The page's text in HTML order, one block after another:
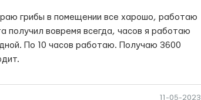
грибы в помещении все харошо, работаю
получил вовремя всегда, часов я работаю
По 10 часов работаю. Получаю 3600
11-05-2023